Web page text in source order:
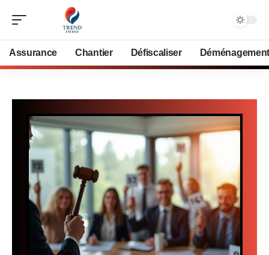
Assurance Chantier Défiscaliser Déménagement